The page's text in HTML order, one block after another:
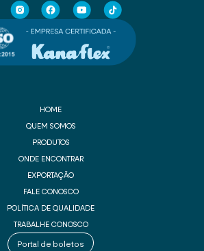
HOME
QUEM SOMOS
PRODUTOS
ONDE ENCONTRAR
EXPORTAÇÃO
FALE CONOSCO
POLÍTICA DE QUALIDADE
TRABALHE CONOSCO
Portal de boletos